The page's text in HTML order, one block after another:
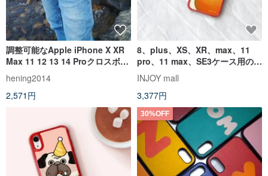
調整可能なApple iPhone X XR
Max 11 12 13 14 Proクロスボデ
ィケース
hening2014
2,571円
8、plus、XS、XR、max、11
pro、11 max、SE3ケース用の幸
運と遠いiPhoneケース
INJOY mall
3,377円
30%OFF